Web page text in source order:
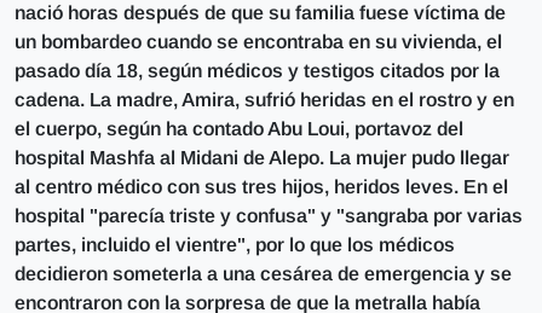
nació horas después de que su familia fuese víctima de
un bombardeo cuando se encontraba en su vivienda, el
pasado día 18, según médicos y testigos citados por la
cadena. La madre, Amira, sufrió heridas en el rostro y en
el cuerpo, según ha contado Abu Loui, portavoz del
hospital Mashfa al Midani de Alepo. La mujer pudo llegar
al centro médico con sus tres hijos, heridos leves. En el
hospital "parecía triste y confusa" y "sangraba por varias
partes, incluido el vientre", por lo que los médicos
decidieron someterla a una cesárea de emergencia y se
encontraron con la sorpresa de que la metralla había